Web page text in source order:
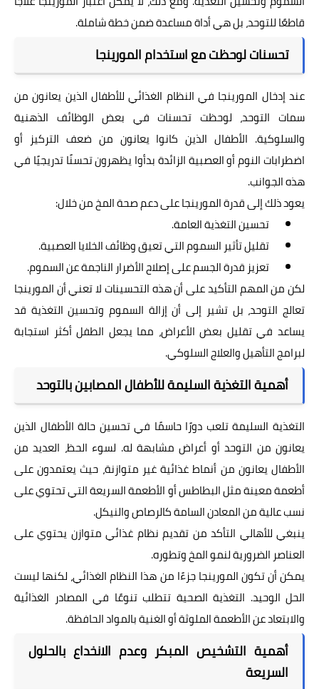
قاطعًا للتوحد، بل هي أداة مساعدة ضمن خطة شاملة.
تحسنات لوحظت مع استخدام المورينجا
عند إدخال المورينجا في النظام الغذائي للأطفال الذين يعانون من
سمات التوحد، لوحظت تحسنات في بعض الوظائف الذهنية
والسلوكية. الأطفال الذين كانوا يعانون من ضعف التركيز أو
اضطرابات النوم أو العصبية الزائدة بدأوا يظهرون تحسنًا تدريجيًا في
هذه الجوانب.
يعود ذلك إلى قدرة المورينجا على دعم صحة المخ من خلال:
تحسين التغذية العامة.
تقليل تأثير السموم التي تعيق وظائف الخلايا العصبية.
تعزيز قدرة الجسم على إصلاح الأضرار الناجمة عن السموم.
لكن من المهم التأكيد على أن هذه التحسينات لا تعني أن المورينجا
تعالج التوحد، بل تشير إلى أن إزالة السموم وتحسين التغذية قد
يساعد في تقليل بعض الأعراض، مما يجعل الطفل أكثر استجابة
لبرامج التأهيل والعلاج السلوكي.
أهمية التغذية السليمة للأطفال المصابين بالتوحد
التغذية السليمة تلعب دورًا حاسمًا في تحسين حالة الأطفال الذين
يعانون من التوحد أو أعراض مشابهة له. لسوء الحظ، العديد من
الأطفال يعانون من أنماط غذائية غير متوازنة، حيث يعتمدون على
أطعمة معينة مثل البطاطس أو الأطعمة السريعة التي تحتوي على
نسب عالية من المعادن السامة كالرصاص والنيكل.
ينبغي للأهالي التأكد من تقديم نظام غذائي متوازن يحتوي على
العناصر الضرورية لنمو المخ وتطوره.
يمكن أن تكون المورينجا جزءًا من هذا النظام الغذائي، لكنها ليست
الحل الوحيد. التغذية الصحية تتطلب تنوعًا في المصادر الغذائية
والابتعاد عن الأطعمة الملوثة أو الغنية بالمواد الحافظة.
أهمية التشخيص المبكر وعدم الانخداع بالحلول
السريعة